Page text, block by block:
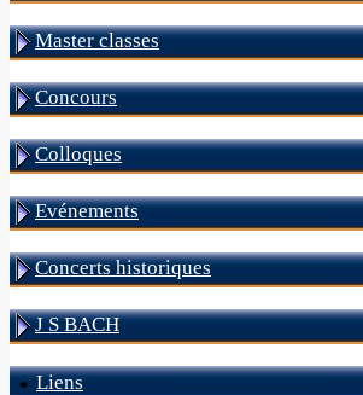
Master classes
Concours
Colloques
Evénements
Concerts historiques
J S BACH
Liens